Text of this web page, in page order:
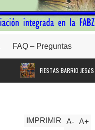
FAQ – Preguntas
FIESTAS BARRIO JESúS 2026.
A+
A-
IMPRIMIR